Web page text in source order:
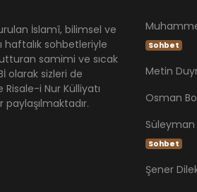
İslamî, bilimsel ve
haftalık sohbetleriyle
samimi ve sıcak
olarak sizleri de
i Nur Külliyatı
Sohbet
Metin
Osman
Sohbet
Şener